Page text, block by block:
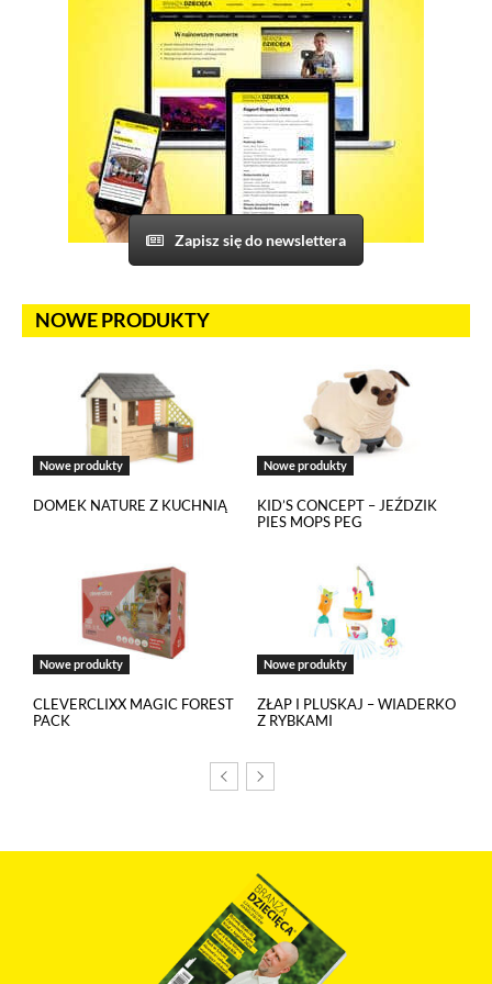
Zapisz się do newslettera
NOWE PRODUKTY
Nowe produkty
DOMEK NATURE Z KUCHNIĄ
Nowe produkty
KID’S CONCEPT – JEŹDZIK
PIES MOPS PEG
Nowe produkty
CLEVERCLIXX MAGIC FOREST
PACK
Nowe produkty
ZŁAP I PLUSKAJ – WIADERKO
Z RYBKAMI
Salesflare
Korzystamy z Salesflare, narzędzia do zarządzania relacjami
z klientami. Salesflare używa plików cookies, aby
automatycznie gromadzić informacje na temat Twojej
interakcji z naszą stroną oraz z naszym zespołem sprzedaży.
Dane te pomagają nam lepiej rozumieć naszych klientów
i dostosowywać nasze działania do Twoich potrzeb. Jeżeli
sobie tego nie życzysz, możesz wyłączyć pliki cookies
związane z Salesflare.
Odtwarzacze multimedialne (YouTube, Vimeo)
i Vimeo. Odtwarzacze tych serwisów wykorzystują
do swojego prawidłowego działania pliki cookies pochodzące
do informacji gromadzonych w plikach cookies. Możesz
wyłączyć pliki cookies związane z odtwarzaczami, ale wtedy
nie będziesz w stanie obejrzeć treści osadzonych w formie
odtwarzaczy.